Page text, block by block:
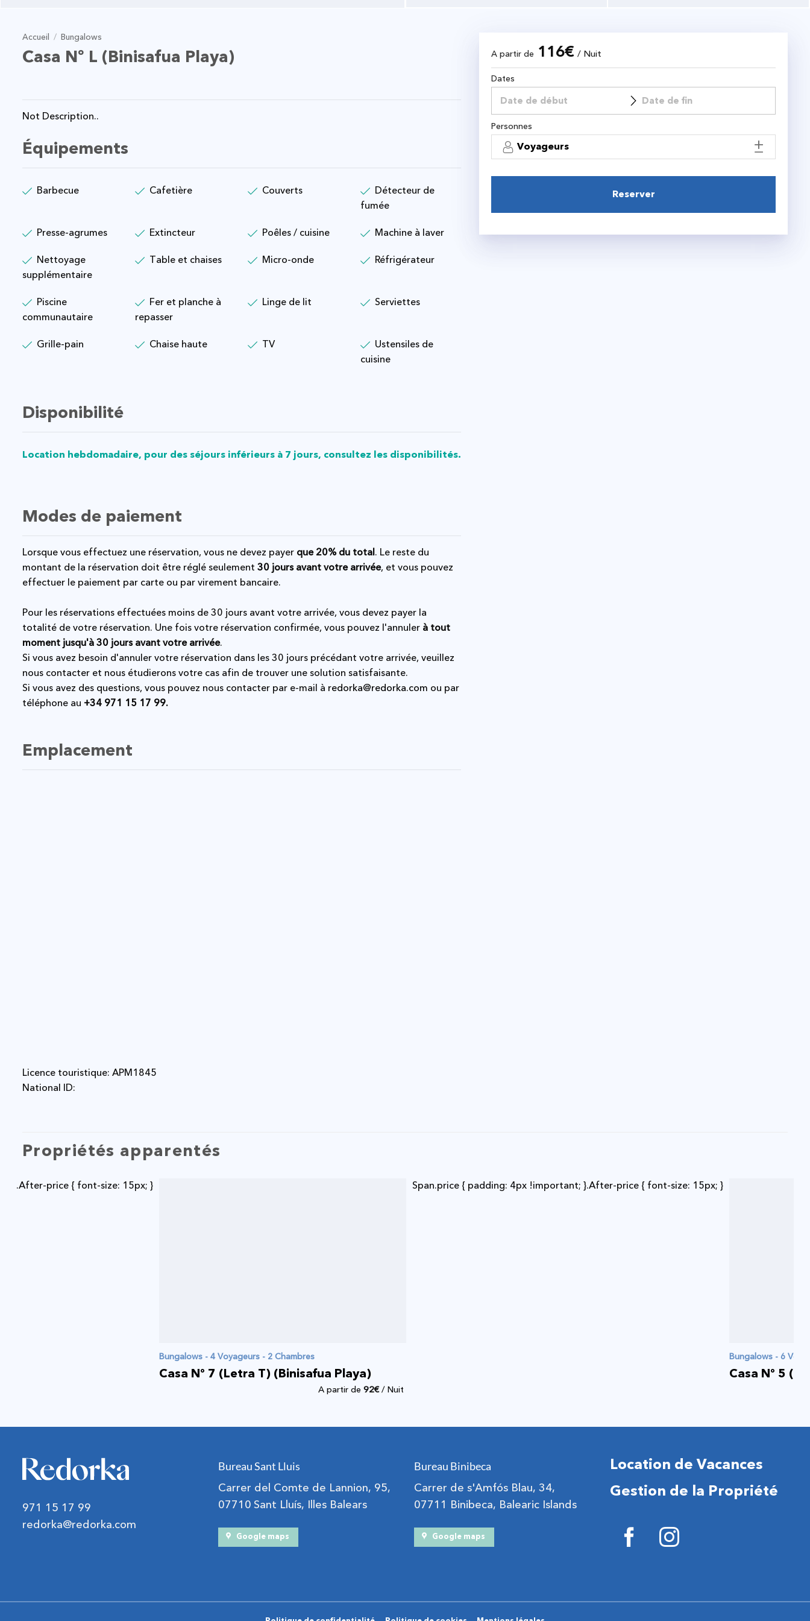
Accueil / Bungalows
Casa Nº L (Binisafua Playa)
Not Description..
Équipements
Barbecue Cafetière Couverts
Détecteur de
fumée
Presse-agrumes Extincteur Poêles / cuisine Machine à laver
Nettoyage
supplémentaire
Table et chaises Micro-onde Réfrigérateur
Piscine
communautaire
Fer et planche à
repasser
Linge de lit Serviettes
Grille-pain Chaise haute TV
Ustensiles de
cuisine
Disponibilité
Location hebdomadaire, pour des séjours inférieurs à 7 jours, consultez les disponibilités.
Modes de paiement
Lorsque vous effectuez une réservation, vous ne devez payer que 20% du total. Le reste du
montant de la réservation doit être réglé seulement 30 jours avant votre arrivée, et vous pouvez
effectuer le paiement par carte ou par virement bancaire.
Pour les réservations effectuées moins de 30 jours avant votre arrivée, vous devez payer la
totalité de votre réservation. Une fois votre réservation confirmée, vous pouvez l'annuler à tout
moment jusqu'à 30 jours avant votre arrivée.
Si vous avez besoin d'annuler votre réservation dans les 30 jours précédant votre arrivée, veuillez
nous contacter et nous étudierons votre cas afin de trouver une solution satisfaisante.
Si vous avez des questions, vous pouvez nous contacter par e-mail à redorka@redorka.com ou par
téléphone au +34 971 15 17 99.
Emplacement
Licence touristique: APM1845
National ID:
A partir de 116€ / Nuit
Dates
Personnes
Voyageurs
Reserver
Propriétés apparentés
Bungalows - 4 Voyageurs - 2 Chambres
Casa Nº 7 (Letra T) (Binisafua Playa)
A partir de92€/ Nuit
Bungalows - 6
Casa Nº 5
971 15 17 99
redorka@redorka.com
Bureau Sant Lluis
Carrer del Comte de Lannion, 95,
07710 Sant Lluís, Illes Balears
Google maps
Bureau Binibeca
Carrer de s'Amfós Blau, 34,
07711 Binibeca, Balearic Islands
Google maps
Location de Vacances
Gestion de la Propriété